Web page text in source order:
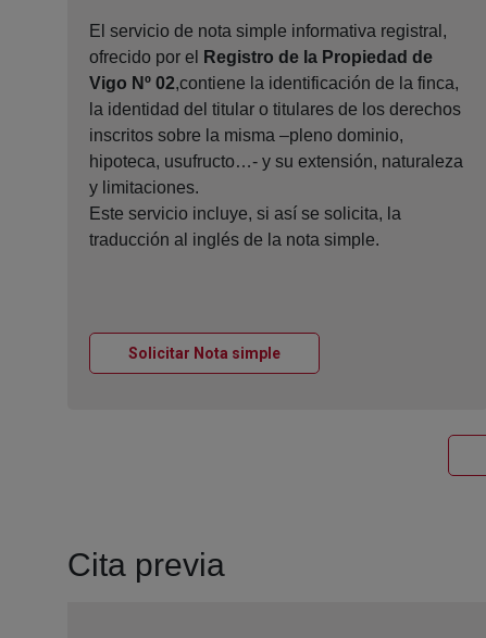
El servicio de nota simple informativa registral,
ofrecido por el
Registro de la Propiedad de
Vigo Nº 02,contiene la identificación de la finca,
la identidad del titular o titulares de los derechos
inscritos sobre la misma –pleno dominio,
hipoteca, usufructo…- y su extensión, naturaleza
y limitaciones.
Este servicio incluye, si así se solicita, la
traducción al inglés de la nota simple.
Solicitar Nota simpleVentana nueva
Cita previa